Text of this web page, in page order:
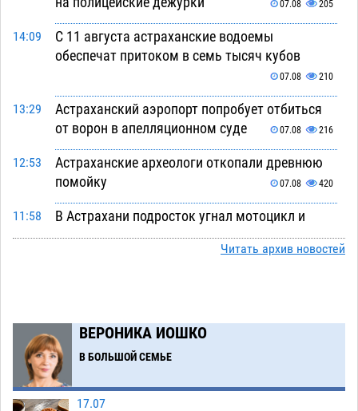
07.08 205
14:09
С 11 августа астраханские водоемы
обеспечат притоком в семь тысяч кубов
07.08 210
13:29
Астраханский аэропорт попробует отбиться
от ворон в апелляционном суде
07.08 216
12:53
Астраханские археологи откопали древнюю
помойку
07.08 420
11:58
В Астрахани подросток угнал мотоцикл и
похитил чужие мобильник с банковскими
07.08 249
10:43
Астраханский суд встал на сторону МЧС в
споре за возврат униформы
10:02
На Всероссийской Спартакиаде астраханские
Читать архив новостей
ВЕРОНИКА ИОШКО
В БОЛЬШОЙ СЕМЬЕ
17.07